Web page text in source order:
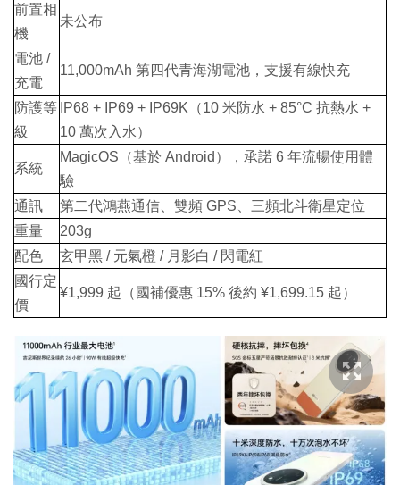
前置相
機
未公布
電池 /
充電
11,000mAh 第四代青海湖電池，支援有線快充
防護等
級
IP68 + IP69 + IP69K（10 米防水 + 85°C 抗熱水 +
10 萬次入水）
系統
MagicOS（基於 Android），承諾 6 年流暢使用體
驗
通訊
第二代鴻燕通信、雙頻 GPS、三頻北斗衛星定位
重量
203g
配色
玄甲黑 / 元氣橙 / 月影白 / 閃電紅
國行定
價
¥1,999 起（國補優惠 15% 後約 ¥1,699.15 起）